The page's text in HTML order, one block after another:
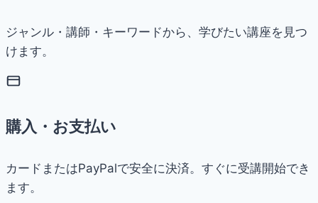
ジャンル・講師・キーワードから、学びたい講座を見つ
けます。
購入・お支払い
カードまたはPayPalで安全に決済。すぐに受講開始でき
ます。